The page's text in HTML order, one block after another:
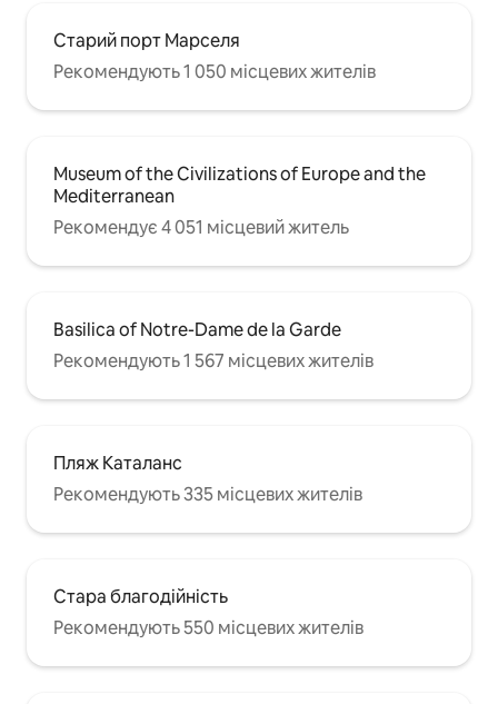
Старий порт Марселя
Рекомендують 1 050 місцевих жителів
Museum of the Civilizations of Europe and the
Mediterranean
Рекомендує 4 051 місцевий житель
Basilica of Notre-Dame de la Garde
Рекомендують 1 567 місцевих жителів
Пляж Каталанс
Рекомендують 335 місцевих жителів
Стара благодійність
Рекомендують 550 місцевих жителів